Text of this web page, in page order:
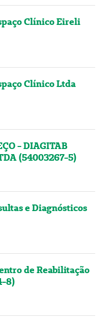
Clínico Eireli
Clínico Ltda
- DIAGITAB
(54003267-5)
e Diagnósticos
de Reabilitação
8)